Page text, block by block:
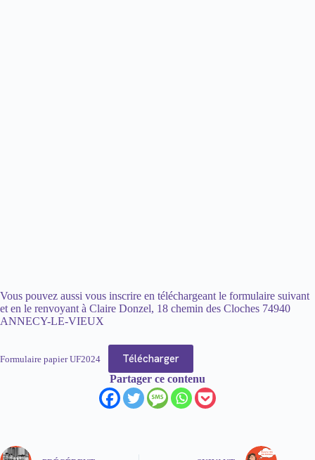
Vous pouvez aussi vous inscrire en téléchargeant le formulaire suivant
et en le renvoyant à Claire Donzel, 18 chemin des Cloches 74940
ANNECY-LE-VIEUX
Formulaire papier UF2024 Télécharger
Partager ce contenu